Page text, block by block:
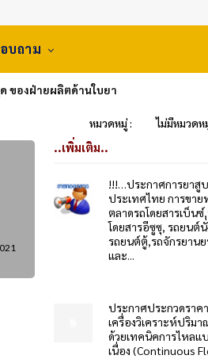
บถาม
ของฝ่ายผลิตด้านใบยา
หมวดหมู่ : ไม่มีหมวดห
..เพิ่มเติม..
!!!…ประกาศการยาสู
ประเทศไทย การขาย
ตลาดรถโดยสารเบ็นซ์
โดยสารอีซูซุ, รถยนต์นั่
รถยนต์ตู้,รถจักรยาน
และ...
ประกาศประกวดราค
เครื่องวิเคราะห์ปริมา
ด้วยเทคนิคการไหลแ
เนื่อง (Continuous